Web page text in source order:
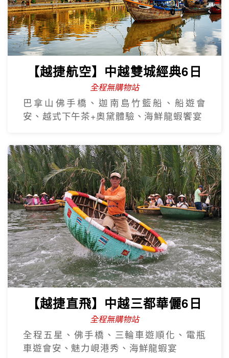
【越捷航空】中越雙城經典6日
全程無購物站
巴拿山佛手橋、迦南島竹籃船、船遊會
安、越式下午茶+奧黛體驗、海鮮龍蝦饗宴
【越捷直飛】中越三都華儷6日
全程無購物站
全程五星、佛手橋、三輪車遊順化、電瓶
車遊會安、魅力峴港秀、海鮮龍蝦宴